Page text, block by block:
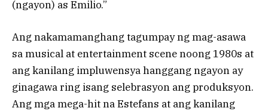
(ngayon) as Emilio.”
Ang nakamamanghang tagumpay ng mag-asawa
sa musical at entertainment scene noong 1980s at
ang kanilang impluwensya hanggang ngayon ay
ginagawa ring isang selebrasyon ang produksyon.
Ang mga mega-hit na Estefans at ang kanilang